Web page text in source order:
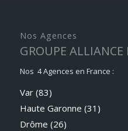
Nos Agences
GROUPE ALLIANCE
Nos 4 Agences en France :
Var (83)
Haute Garonne (31)
Drôme (26)